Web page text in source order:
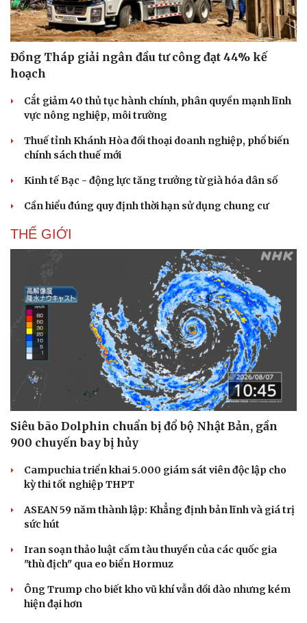
Đồng Tháp giải ngân đầu tư công đạt 44% kế
hoạch
Cắt giảm 40 thủ tục hành chính, phân quyền mạnh lĩnh
vực nông nghiệp, môi trường
Thuế tỉnh Khánh Hòa đối thoại doanh nghiệp, phổ biến
chính sách thuế mới
Kinh tế Bạc - động lực tăng trưởng từ già hóa dân số
Cần hiểu đúng quy định thời hạn sử dụng chung cư
THẾ GIỚI
Siêu bão Dolphin chuẩn bị đổ bộ Nhật Bản, gần
900 chuyến bay bị hủy
Campuchia triển khai 5.000 giám sát viên độc lập cho
kỳ thi tốt nghiệp THPT
ASEAN 59 năm thành lập: Khẳng định bản lĩnh và giá trị
sức hút
Iran soạn thảo luật cấm tàu thuyền của các quốc gia
"thù địch" qua eo biển Hormuz
Ông Trump cho biết kho vũ khí vẫn dồi dào nhưng kém
hiện đại hơn